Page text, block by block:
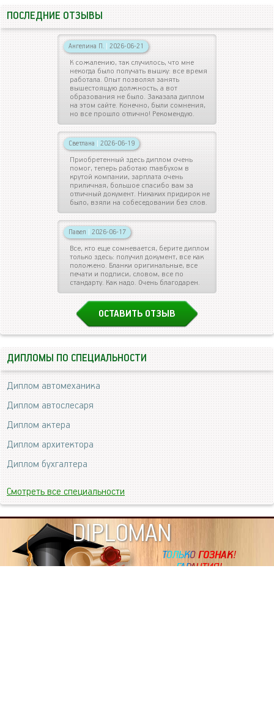
ПОСЛЕДНИЕ ОТЗЫВЫ
Ангелина П. | 2026-06-21
К сожалению, так случилось, что мне
некогда было получать вышку: все время
работала. Опыт позволял занять
вышестоящую должность, а вот
образования не было. Заказала диплом
на этом сайте. Конечно, были сомнения,
но все прошло отлично! Рекомендую.
Светлана | 2026-06-19
Приобретенный здесь диплом очень
помог, теперь работаю главбухом в
крутой компании, зарплата очень
приличная, большое спасибо вам за
отличный документ. Никаких придирок не
было, взяли на собеседовании без слов.
Павел | 2026-06-17
Все, кто еще сомневается, берите диплом
только здесь: получил документ, все как
положено. Бланки оригинальные, все
печати и подписи, словом, все по
стандарту. Как надо. Очень благодарен.
ОСТАВИТЬ ОТЗЫВ
ДИПЛОМЫ ПО СПЕЦИАЛЬНОСТИ
Диплом автомеханика
Диплом автослесаря
Диплом актера
Диплом архитектора
Диплом бухгалтера
Смотреть все специальности
DIPLOMAN